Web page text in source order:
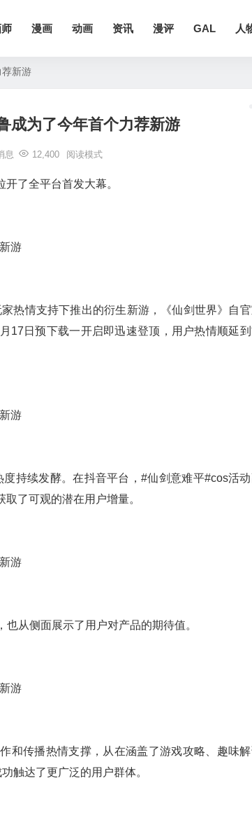
漫画 动画 资讯 漫评 GAL 人
新游
成为了今年首个力荐新游
息 12,400 阅读模式
了全平台首发大幕。
热情支持下推出的衍生新游，《仙剑世界》自
17日预下载一开启即迅速登顶，用户热情顺延
持续发酵。在抖音平台，#仙剑意难平#cos活
了可观的潜在用户增量。
从侧面展示了用户对产品的期待值。
和传播热情支撑，从在涵盖了游戏攻略、趣味
触达了更广泛的用户群体。